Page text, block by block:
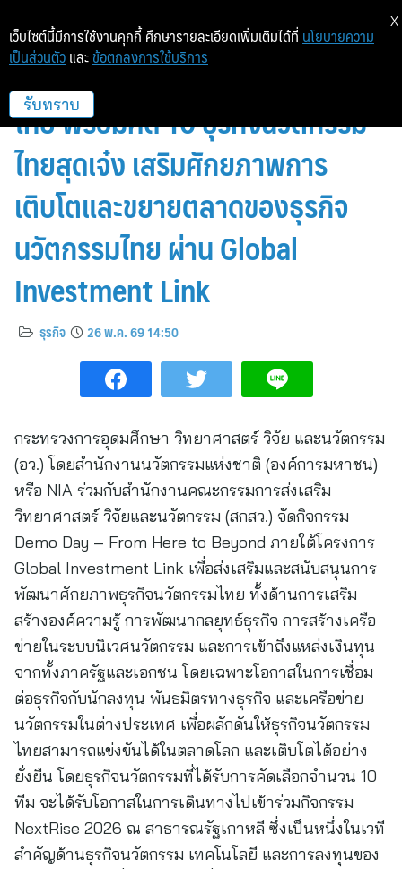
NIA – สกสว. เปิดเวทีโชว์นวัตกรรม
ไทย พร้อมคัด 10 ธุรกิจนวัตกรรม
ไทยสุดเจ๋ง เสริมศักยภาพการ
เติบโตและขยายตลาดของธุรกิจ
นวัตกรรมไทย ผ่าน Global
Investment Link
ธุรกิจ 26 พ.ค. 69 14:50
กระทรวงการอุดมศึกษา วิทยาศาสตร์ วิจัย และนวัตกรรม
(อว.) โดยสำนักงานนวัตกรรมแห่งชาติ (องค์การมหาชน)
หรือ NIA ร่วมกับสำนักงานคณะกรรมการส่งเสริม
วิทยาศาสตร์ วิจัยและนวัตกรรม (สกสว.) จัดกิจกรรม
Demo Day – From Here to Beyond ภายใต้โครงการ
Global Investment Link เพื่อส่งเสริมและสนับสนุนการ
พัฒนาศักยภาพธุรกิจนวัตกรรมไทย ทั้งด้านการเสริม
สร้างองค์ความรู้ การพัฒนากลยุทธ์ธุรกิจ การสร้างเครือ
ข่ายในระบบนิเวศนวัตกรรม และการเข้าถึงแหล่งเงินทุน
จากทั้งภาครัฐและเอกชน โดยเฉพาะโอกาสในการเชื่อม
ต่อธุรกิจกับนักลงทุน พันธมิตรทางธุรกิจ และเครือข่าย
นวัตกรรมในต่างประเทศ เพื่อผลักดันให้ธุรกิจนวัตกรรม
ไทยสามารถแข่งขันได้ในตลาดโลก และเติบโตได้อย่าง
ยั่งยืน โดยธุรกิจนวัตกรรมที่ได้รับการคัดเลือกจำนวน 10
ทีม จะได้รับโอกาสในการเดินทางไปเข้าร่วมกิจกรรม
NextRise 2026 ณ สาธารณรัฐเกาหลี ซึ่งเป็นหนึ่งในเวที
สำคัญด้านธุรกิจนวัตกรรม เทคโนโลยี และการลงทุนของ
เว็บไซต์นี้มีการใช้งานคุกกี้ ศึกษารายละเอียดเพิ่มเติมได้ที่ นโยบายความ
เป็นส่วนตัว และ ข้อตกลงการใช้บริการ
รับทราบ
X